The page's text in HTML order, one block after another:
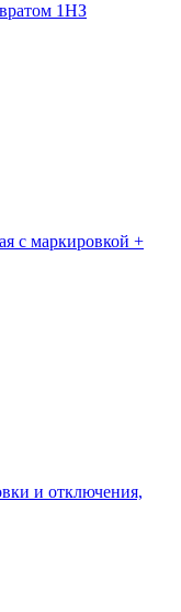
1НЗ
с маркировкой +
и отключения,